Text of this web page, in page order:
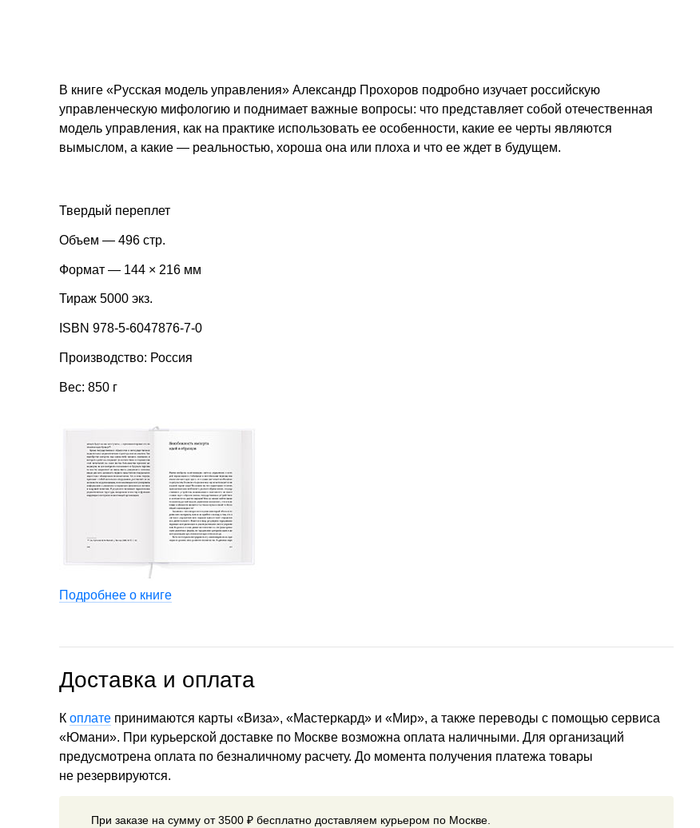
В книге «Русская модель управления» Александр Прохоров подробно изучает российскую
управленческую мифологию и поднимает важные вопросы: что представляет собой отечественная
модель управления, как на практике использовать ее особенности, какие ее черты являются
вымыслом, а какие — реальностью, хороша она или плоха и что ее ждет в будущем.
Твердый переплет
Объем — 496 стр.
Формат — 144 × 216 мм
Тираж 5000 экз.
ISBN 978-5-6047876-7-0
Производство: Россия
Вес: 850 г
Подробнее о книге
Доставка и оплата
К оплате принимаются карты «Виза», «Мастеркард» и «Мир», а также переводы с помощью сервиса
«Юмани». При курьерской доставке по Москве возможна оплата наличными. Для организаций
предусмотрена оплата по безналичному расчету. До момента получения платежа товары
не резервируются.
При заказе на сумму от 3500 ₽ бесплатно доставляем курьером по Москве.